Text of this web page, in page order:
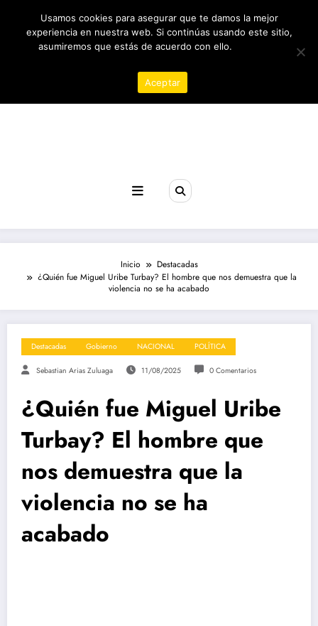
contenido
07/08/2026 3:20:48 AM
Inicio
Destacadas
¿Quién fue Miguel Uribe Turbay? El hombre que nos demuestra que la
violencia no se ha acabado
Destacadas Gobierno NACIONAL POLÍTICA
Sebastian Arias Zuluaga 11/08/2025 0 Comentarios
¿Quién fue Miguel Uribe
Turbay? El hombre que
nos demuestra que la
violencia no se ha
acabado
Usamos cookies para asegurar que te damos la mejor
experiencia en nuestra web. Si continúas usando este sitio,
asumiremos que estás de acuerdo con ello.
Aceptar